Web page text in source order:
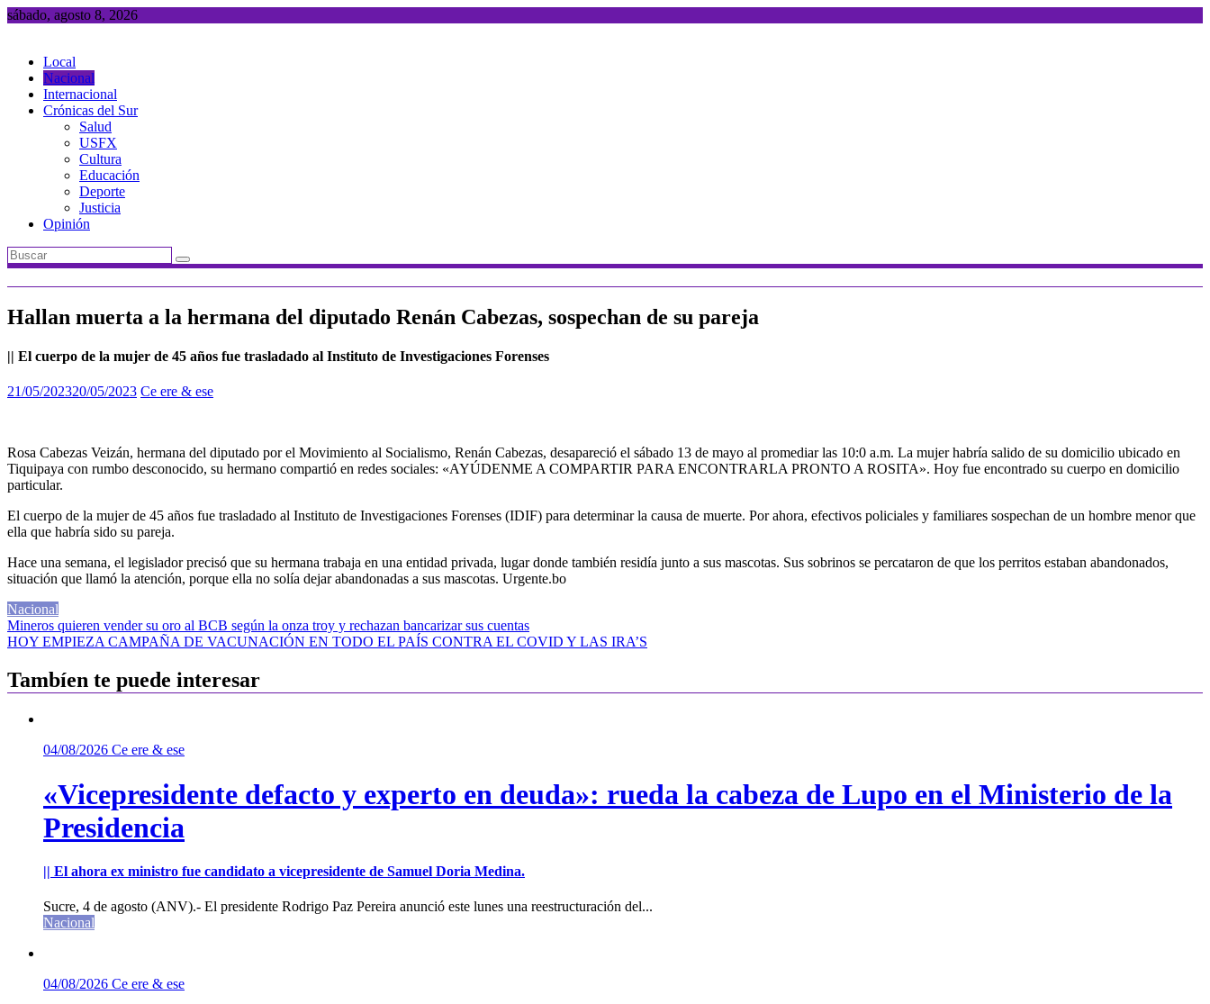
Saltar
sábado, agosto 8, 2026
Local
Nacional
Internacional
Crónicas del Sur
Salud
USFX
Cultura
Educación
Deporte
Justicia
Opinión
Hallan muerta a la hermana del diputado Renán Cabezas, sospechan de su pareja
|| El cuerpo de la mujer de 45 años fue trasladado al Instituto de Investigaciones Forenses
21/05/202320/05/2023 Ce ere & ese
Rosa Cabezas Veizán, hermana del diputado por el Movimiento al Socialismo, Renán Cabezas, desapareció el sábado 13 de mayo al promediar las 10:0 a.m. La mujer habría salido de su domicilio ubicado en
Tiquipaya con rumbo desconocido, su hermano compartió en redes sociales: «AYÚDENME A COMPARTIR PARA ENCONTRARLA PRONTO A ROSITA». Hoy fue encontrado su cuerpo en domicilio
particular.
El cuerpo de la mujer de 45 años fue trasladado al Instituto de Investigaciones Forenses (IDIF) para determinar la causa de muerte. Por ahora, efectivos policiales y familiares sospechan de un hombre menor que
ella que habría sido su pareja.
Hace una semana, el legislador precisó que su hermana trabaja en una entidad privada, lugar donde también residía junto a sus mascotas. Sus sobrinos se percataron de que los perritos estaban abandonados,
situación que llamó la atención, porque ella no solía dejar abandonadas a sus mascotas. Urgente.bo
Nacional
Navegación
de
entradas
Mineros quieren vender su oro al BCB según la onza troy y rechazan bancarizar sus cuentas
HOY EMPIEZA CAMPAÑA DE VACUNACIÓN EN TODO EL PAÍS CONTRA EL COVID Y LAS IRA’S
Tambíen te puede interesar
04/08/2026 Ce ere & ese
«Vicepresidente defacto y experto en deuda»: rueda la cabeza de Lupo en el Ministerio de la
Presidencia
|| El ahora ex ministro fue candidato a vicepresidente de Samuel Doria Medina.
Sucre, 4 de agosto (ANV).- El presidente Rodrigo Paz Pereira anunció este lunes una reestructuración del...
Nacional
04/08/2026 Ce ere & ese